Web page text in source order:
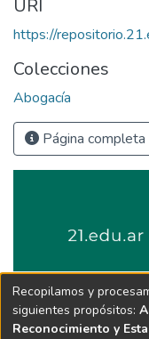
URI
https://
Colecciones
Abogacía
Página
Recopilamos y
siguientes propósitos:
Reconocimiento y